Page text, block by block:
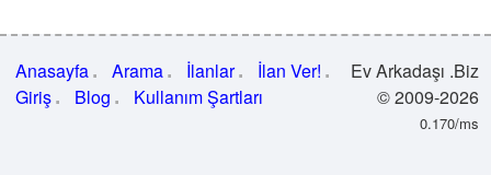
Anasayfa Arama İlanlar
İlan Ver!
Giriş
Blog Kullanım Şartları
Ev Arkadaşı .Biz
© 2009-2026
0.170/ms